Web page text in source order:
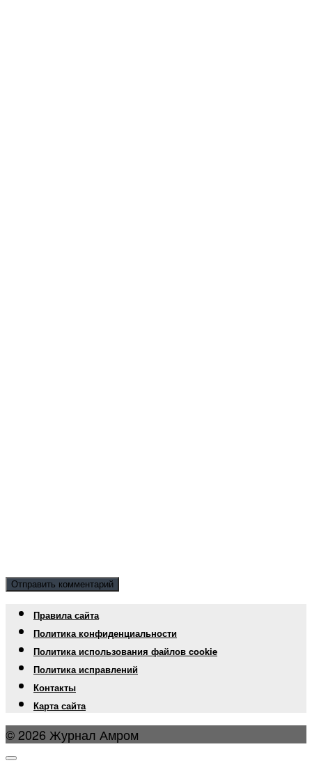
Правила сайта
Политика конфиденциальности
Политика использования файлов cookie
Политика исправлений
Контакты
Карта сайта
© 2026 Журнал Амром